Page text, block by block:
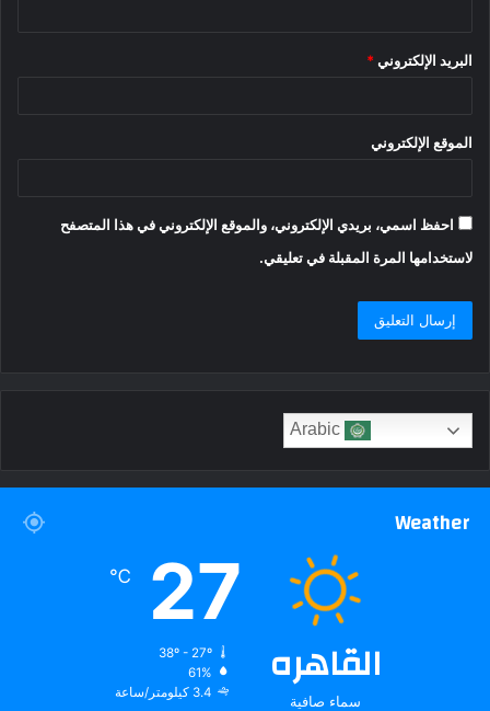
البريد الإلكتروني *
الموقع الإلكتروني
احفظ اسمي، بريدي الإلكتروني، والموقع الإلكتروني في هذا المتصفح
لاستخدامها المرة المقبلة في تعليقي.
Weather
القاهره
سماء صافية
27
℃
38º - 27º
61%
3.4 كيلومتر/ساعة